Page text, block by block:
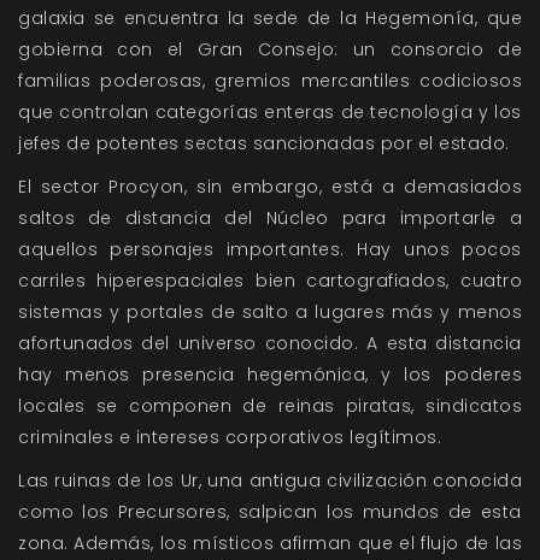
galaxia se encuentra la sede de la Hegemonía, que
gobierna con el Gran Consejo: un consorcio de
familias poderosas, gremios mercantiles codiciosos
que controlan categorías enteras de tecnología y los
jefes de potentes sectas sancionadas por el estado.
El sector Procyon, sin embargo, está a demasiados
saltos de distancia del Núcleo para importarle a
aquellos personajes importantes. Hay unos pocos
carriles hiperespaciales bien cartografiados, cuatro
sistemas y portales de salto a lugares más y menos
afortunados del universo conocido. A esta distancia
hay menos presencia hegemónica, y los poderes
locales se componen de reinas piratas, sindicatos
criminales e intereses corporativos legítimos.
Las ruinas de los Ur, una antigua civilización conocida
como los Precursores, salpican los mundos de esta
zona. Además, los místicos afirman que el flujo de las